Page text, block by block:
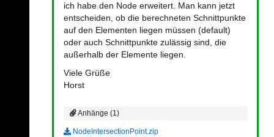
ich habe den Node erweitert. Man kann jetzt
entscheiden, ob die berechneten Schnittpunkte
auf den Elementen liegen müssen (default)
oder auch Schnittpunkte zulässig sind, die
außerhalb der Elemente liegen.
Viele Grüße
Horst
Anhänge (1)
NodeIntersectionPoint.zip